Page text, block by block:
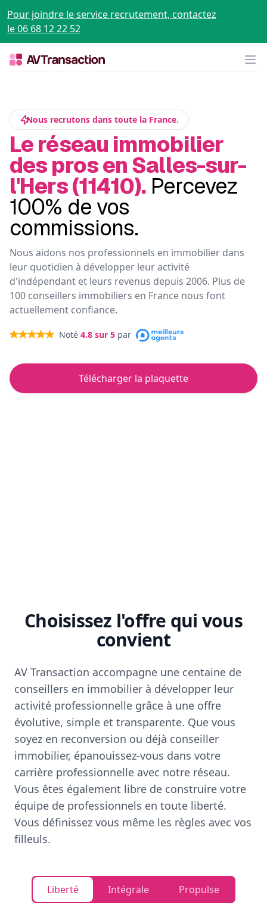
Pour joindre le service recrutement, contactez
le 06 68 12 22 52
Nous recrutons dans toute la France.
Le réseau immobilier
des pros en Salles-sur-
l'Hers (11410). Percevez
100% de vos
commissions.
Nous aidons nos professionnels en immobilier dans
leur quotidien à développer leur activité
d'indépendant et leurs revenus depuis 2006. Plus de
100 conseillers immobiliers en France nous font
actuellement confiance.
Noté 4.8 sur 5 par
Télécharger la plaquette
Choisissez l'offre qui vous
convient
AV Transaction accompagne une centaine de
conseillers en immobilier à développer leur
activité professionnelle grâce à une offre
évolutive, simple et transparente. Que vous
soyez en reconversion ou déjà conseiller
immobilier, épanouissez-vous dans votre
carrière professionnelle avec notre réseau.
Vous êtes également libre de construire votre
équipe de professionnels en toute liberté.
Vous définissez vous même les règles avec vos
filleuls.
Liberté Intégrale Propulse